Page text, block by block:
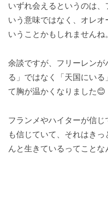
いずれ会えるというのは
いう意味ではなく、オレ
いうことかもしれませんね。
余談ですが、フリーレン
る」ではなく「天国にい
て胸が温かくなりました😊
フランメやハイターが信
も信じていて、それはき
んと生きているってことな